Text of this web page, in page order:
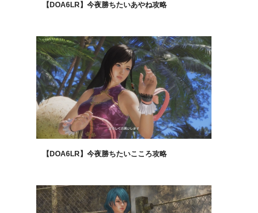
【DOA6LR】今夜勝ちたいあやね攻略
【DOA6LR】今夜勝ちたいこころ攻略